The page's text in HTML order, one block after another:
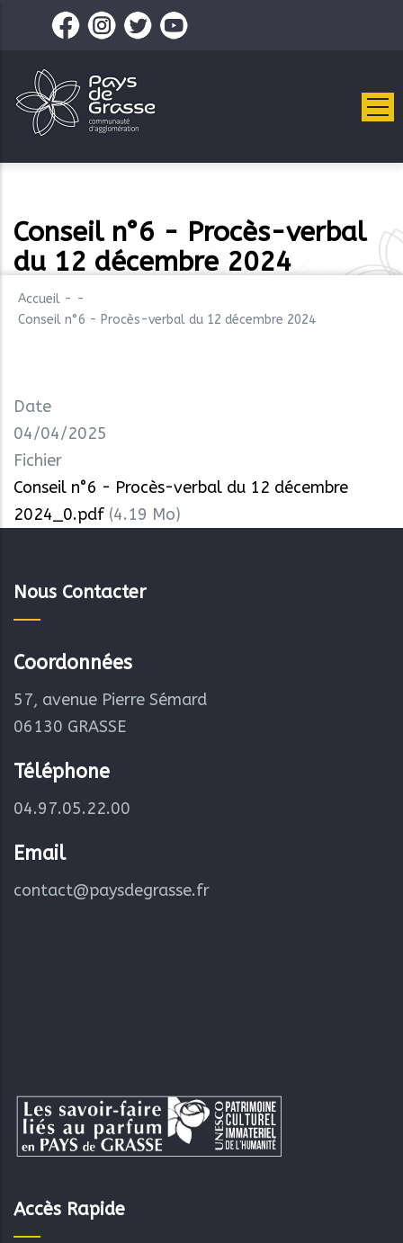
contenu
principal
Conseil n°6 - Procès-verbal
du 12 décembre 2024
Accueil - -
Conseil n°6 - Procès-verbal du 12 décembre 2024
Date
04/04/2025
Fichier
Conseil n°6 - Procès-verbal du 12 décembre
2024_0.pdf (4.19 Mo)
Nous Contacter
Coordonnées
57, avenue Pierre Sémard
06130 GRASSE
Téléphone
04.97.05.22.00
Email
contact@paysdegrasse.fr
Accès Rapide